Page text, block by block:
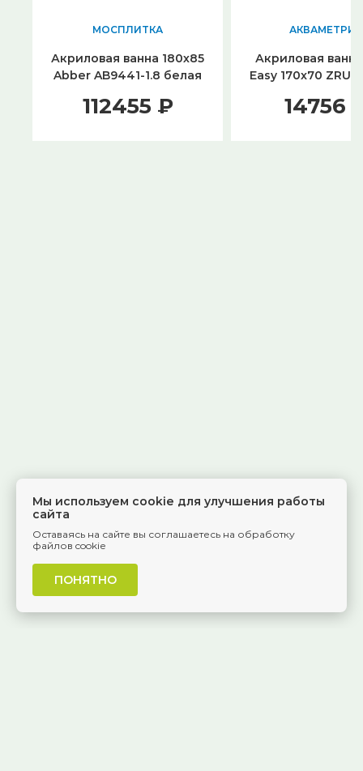
МОСПЛИТКА
Акриловая ванна 180х85
Abber AB9441-1.8 белая
112455 ₽
АКВАМЕТРИЯ
Акриловая
Easy 170x70
14756
Мы используем cookie для улучшения работы
сайта
Оставаясь на сайте вы соглашаетесь на обработку
файлов cookie
ПОНЯТНО